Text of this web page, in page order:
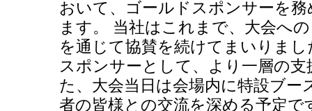
おいて、ゴールドスポンサーを
ます。 当社はこれまで、大会へ
を通じて協賛を続けてまいりま
スポンサーとして、より一層の
た、大会当日は会場内に特設ブ
者の皆様との交流を深める予定で